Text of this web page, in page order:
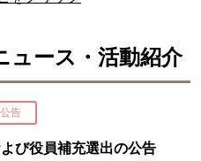
ュース・活動紹介
公告
び役員補充選出の公告